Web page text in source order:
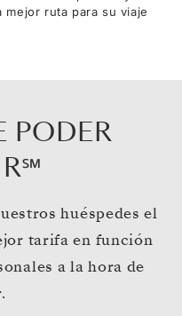
ruta para su viaje
PODER
huéspedes el
tarifa en función
a la hora de